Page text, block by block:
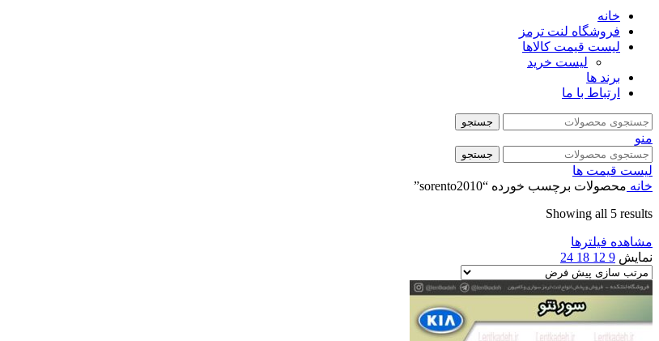
خانه
فروشگاه لنت ترمز
لیست قیمت کالاها
لیست خرید
برند ها
ارتباط با ما
جستجو
منو
جستجو
لیست قیمت ها
خانه محصولات برچسب خورده “sorento2010”
Showing all 5 results
مشاهده فیلترها
نمایش 9
12
18
24